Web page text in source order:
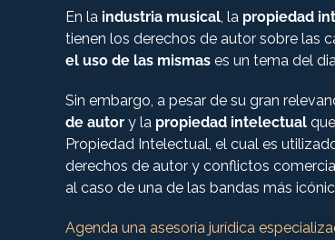
En la industria musical, la propiedad
tienen los derechos de autor sobre las
el uso de las mismas es un tema del
Sin embargo, a pesar de su gran
de autor y la propiedad intelectual
Propiedad Intelectual, el cual es
derechos de autor y conflictos
al caso de una de las bandas más
Agenda una asesoría jurídica